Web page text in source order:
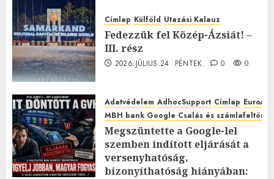
Címlap Külföld Utazási Kalauz
Fedezzük fel Közép-Ázsiát! –
III. rész
2026.JÚLIUS.24. PÉNTEK. 0 0
Adatvédelem AdhocSupport Címlap
MBH bank Google Csalás és
Megszüntette a Google-lel
szemben indított eljárását a
versenyhatóság,
bizonyíthatóság hiányában: